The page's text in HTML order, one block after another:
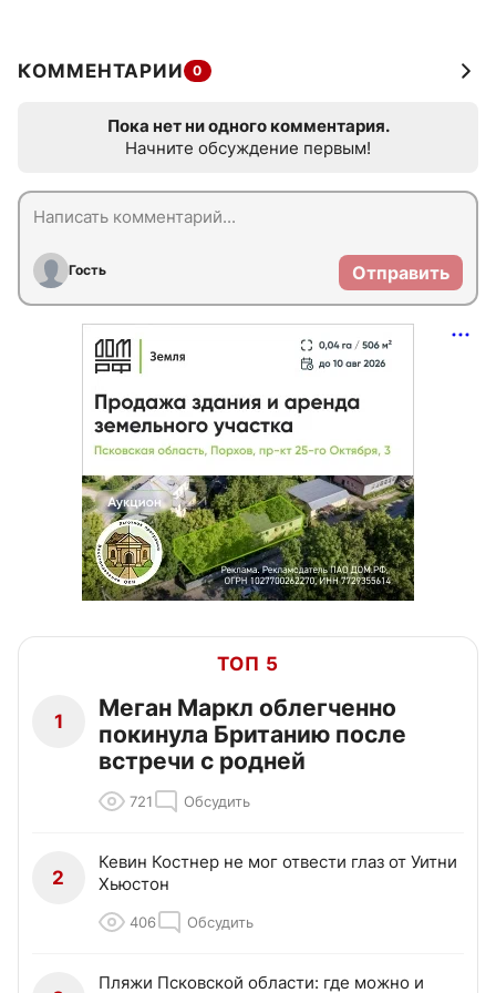
КОММЕНТАРИИ 0
Пока нет ни одного комментария.
Начните обсуждение первым!
Гость Отправить
ТОП 5
1
Меган Маркл облегченно
покинула Британию после
встречи с родней
721 Обсудить
2
Кевин Костнер не мог отвести глаз от Уитни
Хьюстон
406 Обсудить
Пляжи Псковской области: где можно и